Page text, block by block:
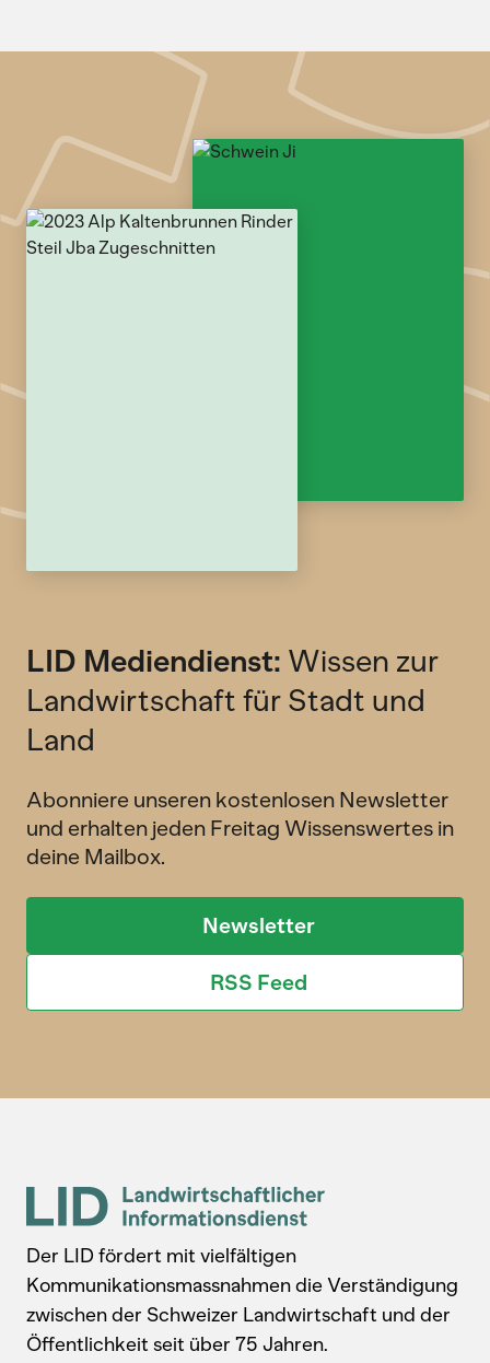
LID Mediendienst: Wissen zur
Landwirtschaft für Stadt und
Land
Abonniere unseren kostenlosen Newsletter
und erhalten jeden Freitag Wissenswertes in
deine Mailbox.
Newsletter
RSS Feed
Der LID fördert mit vielfältigen
Kommunikationsmassnahmen die Verständigung
zwischen der Schweizer Landwirtschaft und der
Öffentlichkeit seit über 75 Jahren.